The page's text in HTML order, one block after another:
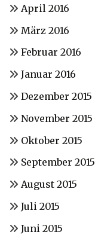
April 2016
März 2016
Februar 2016
Januar 2016
Dezember 2015
November 2015
Oktober 2015
September 2015
August 2015
Juli 2015
Juni 2015